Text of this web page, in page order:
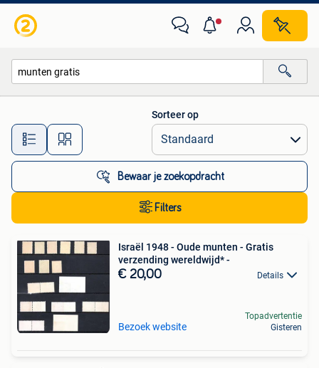
Alle afstanden…
Sorteer op
Bewaar je zoekopdracht
Filters
Israël 1948 - Oude munten - Gratis
verzending wereldwijd* -
€ 20,00 Details
Bezoek website
Topadvertentie
Gisteren